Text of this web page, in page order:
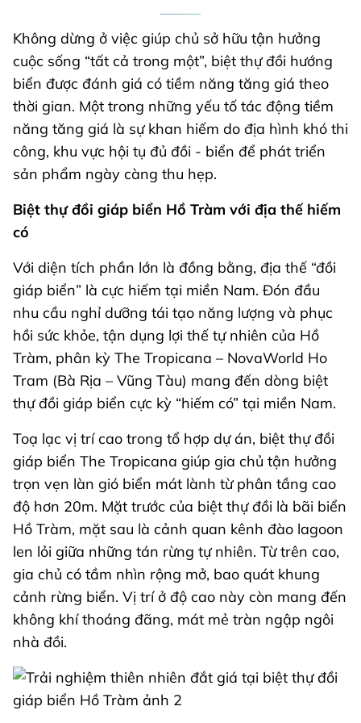
Không dừng ở việc giúp chủ sở hữu tận hưởng
cuộc sống “tất cả trong một”, biệt thự đồi hướng
biển được đánh giá có tiềm năng tăng giá theo
thời gian. Một trong những yếu tố tác động tiềm
năng tăng giá là sự khan hiếm do địa hình khó thi
công, khu vực hội tụ đủ đồi - biển để phát triển
sản phẩm ngày càng thu hẹp.
Biệt thự đồi giáp biển Hồ Tràm với địa thế hiếm
có
Với diện tích phần lớn là đồng bằng, địa thế “đồi
giáp biển” là cực hiếm tại miền Nam. Đón đầu
nhu cầu nghỉ dưỡng tái tạo năng lượng và phục
hồi sức khỏe, tận dụng lợi thế tự nhiên của Hồ
Tràm, phân kỳ The Tropicana – NovaWorld Ho
Tram (Bà Rịa – Vũng Tàu) mang đến dòng biệt
thự đồi giáp biển cực kỳ “hiếm có” tại miền Nam.
Toạ lạc vị trí cao trong tổ hợp dự án, biệt thự đồi
giáp biển The Tropicana giúp gia chủ tận hưởng
trọn vẹn làn gió biển mát lành từ phân tầng cao
độ hơn 20m. Mặt trước của biệt thự đồi là bãi biển
Hồ Tràm, mặt sau là cảnh quan kênh đào lagoon
len lỏi giữa những tán rừng tự nhiên. Từ trên cao,
gia chủ có tầm nhìn rộng mở, bao quát khung
cảnh rừng biển. Vị trí ở độ cao này còn mang đến
không khí thoáng đãng, mát mẻ tràn ngập ngôi
nhà đồi.